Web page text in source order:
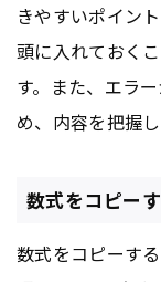
きやすいポイン
頭に入れておく
す。また、エラ
め、内容を把握
数式をコピー
数式をコピーす